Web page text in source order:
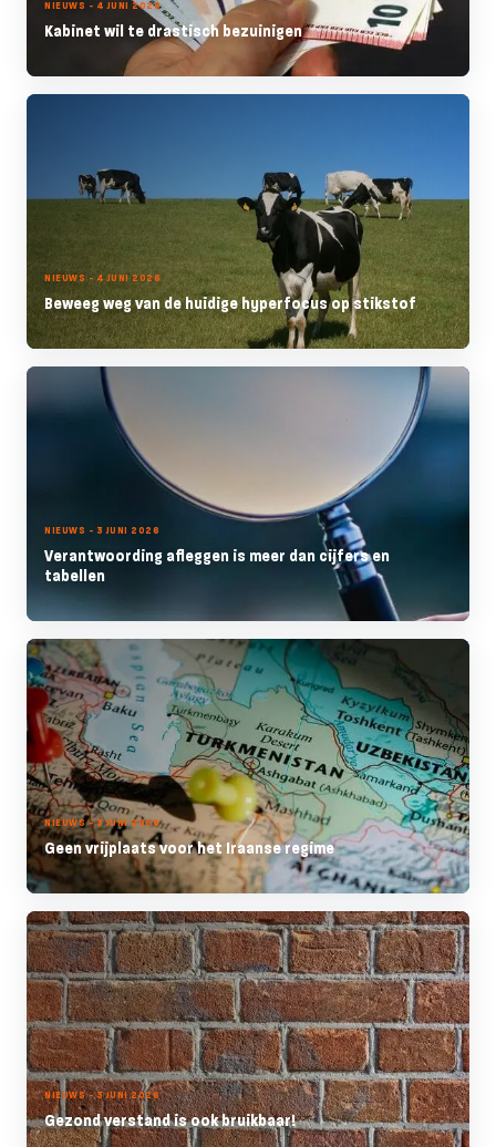
NIEUWS - 4 JUNI 2026
Kabinet wil te drastisch bezuinigen
NIEUWS - 4 JUNI 2026
Beweeg weg van de huidige hyperfocus op stikstof
NIEUWS - 3 JUNI 2026
Verantwoording afleggen is meer dan cijfers en
tabellen
NIEUWS - 3 JUNI 2026
Geen vrijplaats voor het Iraanse regime
NIEUWS - 3 JUNI 2026
Gezond verstand is ook bruikbaar!